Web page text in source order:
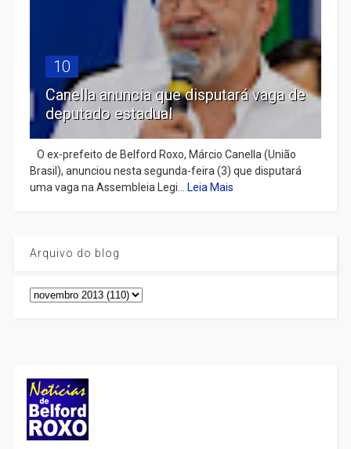
10
Canella anuncia que disputará vaga de
deputado estadual
​ O ex-prefeito de Belford Roxo, Márcio Canella (União
Brasil), anunciou nesta segunda-feira (3) que disputará
uma vaga na Assembleia Legi...
Leia Mais
Arquivo do blog